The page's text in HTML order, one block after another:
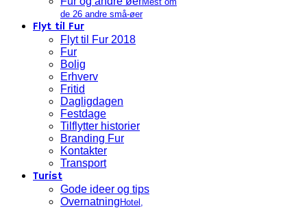
de 26 andre små-øer
Flyt til Fur
Flyt til Fur 2018
Fur
Bolig
Erhverv
Fritid
Dagligdagen
Festdage
Tilflytter historier
Branding Fur
Kontakter
Transport
Turist
Gode ideer og tips
Overnatning Hotel,